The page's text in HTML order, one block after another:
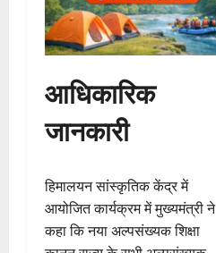
आधिकारिक
जानकारी
हिमालयन सांस्कृतिक केंद्र में
आयोजित कार्यक्रम में मुख्यमंत्री ने
कहा कि नया अल्पसंख्यक शिक्षा